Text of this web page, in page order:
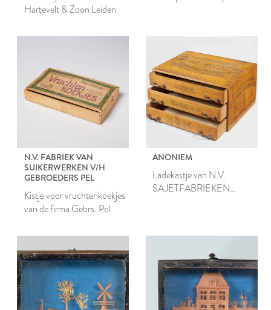
Hartevelt & Zoon Leiden
N.V. FABRIEK VAN
SUIKERWERKEN V/H
GEBROEDERS PEL
Kistje voor vruchtenkoekjes
van de firma Gebrs. Pel
ANONIEM
Ladekastje van N.V.
SAJETFABRIEKEN